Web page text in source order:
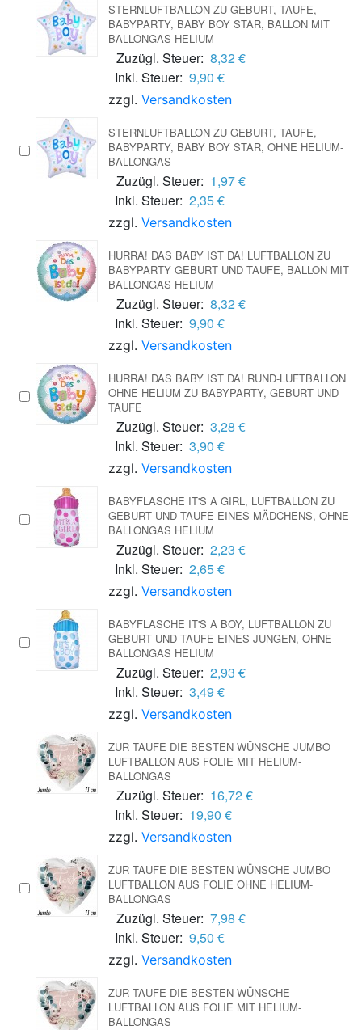
STERNLUFTBALLON ZU GEBURT, TAUFE,
BABYPARTY, BABY BOY STAR, BALLON MIT
BALLONGAS HELIUM
Zuzügl. Steuer: 8,32 €
Inkl. Steuer: 9,90 €
zzgl. Versandkosten
STERNLUFTBALLON ZU GEBURT, TAUFE,
BABYPARTY, BABY BOY STAR, OHNE HELIUM-
BALLONGAS
Zuzügl. Steuer: 1,97 €
Inkl. Steuer: 2,35 €
zzgl. Versandkosten
HURRA! DAS BABY IST DA! LUFTBALLON ZU
BABYPARTY GEBURT UND TAUFE, BALLON MIT
BALLONGAS HELIUM
Zuzügl. Steuer: 8,32 €
Inkl. Steuer: 9,90 €
zzgl. Versandkosten
HURRA! DAS BABY IST DA! RUND-LUFTBALLON
OHNE HELIUM ZU BABYPARTY, GEBURT UND
TAUFE
Zuzügl. Steuer: 3,28 €
Inkl. Steuer: 3,90 €
zzgl. Versandkosten
BABYFLASCHE IT'S A GIRL, LUFTBALLON ZU
GEBURT UND TAUFE EINES MÄDCHENS, OHNE
BALLONGAS HELIUM
Zuzügl. Steuer: 2,23 €
Inkl. Steuer: 2,65 €
zzgl. Versandkosten
BABYFLASCHE IT'S A BOY, LUFTBALLON ZU
GEBURT UND TAUFE EINES JUNGEN, OHNE
BALLONGAS HELIUM
Zuzügl. Steuer: 2,93 €
Inkl. Steuer: 3,49 €
zzgl. Versandkosten
ZUR TAUFE DIE BESTEN WÜNSCHE JUMBO
LUFTBALLON AUS FOLIE MIT HELIUM-
BALLONGAS
Zuzügl. Steuer: 16,72 €
Inkl. Steuer: 19,90 €
zzgl. Versandkosten
ZUR TAUFE DIE BESTEN WÜNSCHE JUMBO
LUFTBALLON AUS FOLIE OHNE HELIUM-
BALLONGAS
Zuzügl. Steuer: 7,98 €
Inkl. Steuer: 9,50 €
zzgl. Versandkosten
ZUR TAUFE DIE BESTEN WÜNSCHE
LUFTBALLON AUS FOLIE MIT HELIUM-
BALLONGAS